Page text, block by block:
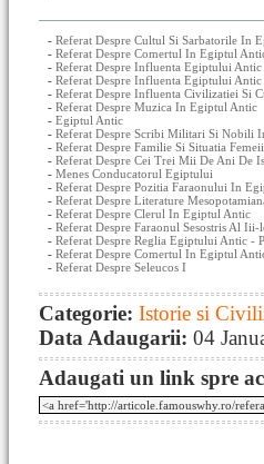
- Referat Despre Cultul Si Sarbatorile In
- Referat Despre Comertul In Egiptul
- Referat Despre Influenta Egiptului
- Referat Despre Influenta Egiptului
- Referat Despre Influenta Civilizatiei Si
- Referat Despre Muzica In Egiptul Antic
- Egiptul Antic
- Referat Despre Scribi Militari Si Nobili
- Referat Despre Familie Si Situatia
- Referat Despre Cei Trei Mii De Ani De
- Menes Conducatorul Egiptului
- Referat Despre Pozitia Faraonului In
- Referat Despre Literature
- Referat Despre Clerul In Egiptul Antic
- Referat Despre Faraonul Sesostris Al Iii-
- Referat Despre Reglia Egiptului Antic -
- Referat Despre Comertul In Egiptul
- Referat Despre Seleucos I
Categorie: Istorie si
Data Adaugarii: 04
Adaugati un link spre